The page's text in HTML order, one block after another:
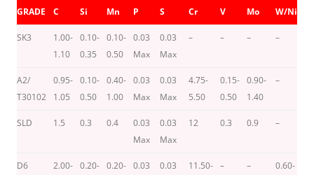
GRADE C Si Mn P S Cr V Mo W/Ni
SK3
1.00-
1.10
0.10-
0.35
0.10-
0.50
0.03
Max
0.03
Max
– – – –
A2/
T30102
0.95-
1.05
0.10-
0.50
0.40-
1.00
0.03
Max
0.03
Max
4.75-
5.50
0.15-
0.50
0.90-
1.40
–
SLD 1.5 0.3 0.4
0.03
Max
0.03
Max
12 0.3 0.9 –
D6
2.00- 0.20- 0.20- 0.03
0.03
11.50- – –
0.60-